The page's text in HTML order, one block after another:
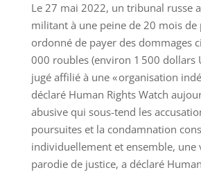
Le 27 mai 2022, un tribunal russe
militant à une peine de 20 mois de
ordonné de payer des dommages
000 roubles (environ 1 500 dollars
jugé affilié à une « organisation
déclaré Human Rights Watch
abusive qui sous-tend les
poursuites et la condamnation
individuellement et ensemble, une
parodie de justice, a déclaré